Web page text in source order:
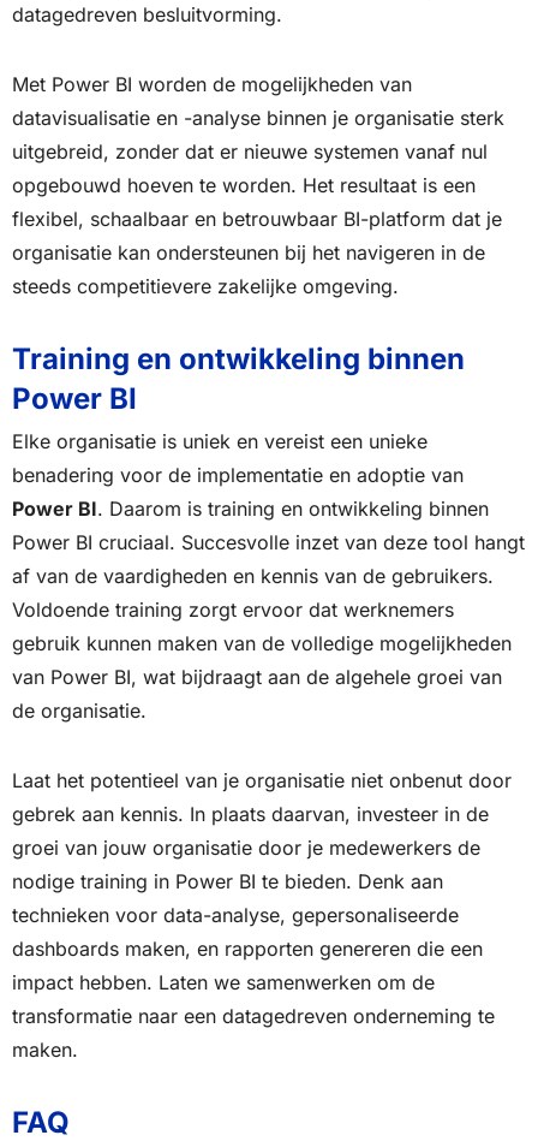
datagedreven besluitvorming.
Met Power BI worden de mogelijkheden van
datavisualisatie en -analyse binnen je organisatie sterk
uitgebreid, zonder dat er nieuwe systemen vanaf nul
opgebouwd hoeven te worden. Het resultaat is een
flexibel, schaalbaar en betrouwbaar BI-platform dat je
organisatie kan ondersteunen bij het navigeren in de
steeds competitievere zakelijke omgeving.
Training en ontwikkeling binnen
Power BI
Elke organisatie is uniek en vereist een unieke
benadering voor de implementatie en adoptie van
Power BI. Daarom is training en ontwikkeling binnen
Power BI cruciaal. Succesvolle inzet van deze tool hangt
af van de vaardigheden en kennis van de gebruikers.
Voldoende training zorgt ervoor dat werknemers
gebruik kunnen maken van de volledige mogelijkheden
van Power BI, wat bijdraagt aan de algehele groei van
de organisatie.
Laat het potentieel van je organisatie niet onbenut door
gebrek aan kennis. In plaats daarvan, investeer in de
groei van jouw organisatie door je medewerkers de
nodige training in Power BI te bieden. Denk aan
technieken voor data-analyse, gepersonaliseerde
dashboards maken, en rapporten genereren die een
impact hebben. Laten we samenwerken om de
transformatie naar een datagedreven onderneming te
maken.
FAQ